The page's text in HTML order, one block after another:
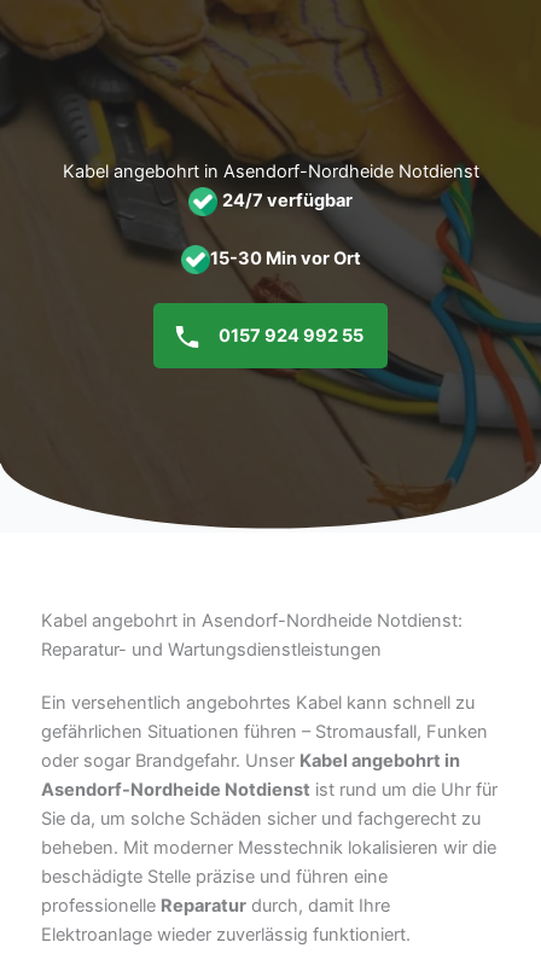
Inhalt
Kabel angebohrt in Asendorf-Nordheide Notdienst
24/7 verfügbar
15-30 Min vor Ort
0157 924 992 55
Kabel angebohrt in Asendorf-Nordheide Notdienst:
Reparatur- und Wartungsdienstleistungen
Ein versehentlich angebohrtes Kabel kann schnell zu
gefährlichen Situationen führen – Stromausfall, Funken
oder sogar Brandgefahr. Unser Kabel angebohrt in
Asendorf-Nordheide Notdienst ist rund um die Uhr für
Sie da, um solche Schäden sicher und fachgerecht zu
beheben. Mit moderner Messtechnik lokalisieren wir die
beschädigte Stelle präzise und führen eine
professionelle Reparatur durch, damit Ihre
Elektroanlage wieder zuverlässig funktioniert.